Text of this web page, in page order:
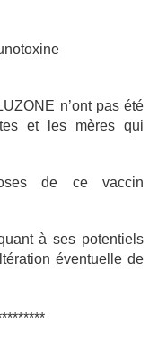
n’ont pas été
et les mères qui
de ce vaccin
à ses potentiels
éventuelle de